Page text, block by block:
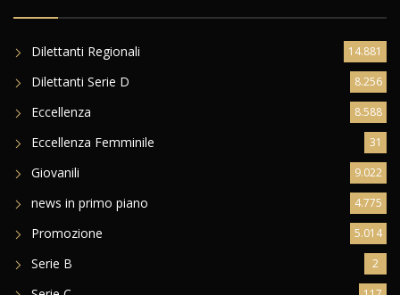
Dilettanti Regionali 14.881
Dilettanti Serie D 8.256
Eccellenza 8.588
Eccellenza Femminile 31
Giovanili 9.022
news in primo piano 4.775
Promozione 5.014
Serie B 2